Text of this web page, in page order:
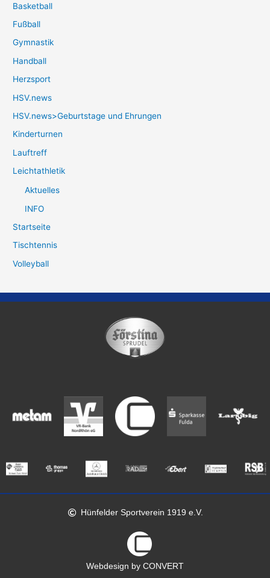
Basketball
Fußball
Gymnastik
Handball
Herzsport
HSV.news
HSV.news>Geburtstage und Ehrungen
Kinderturnen
Lauftreff
Leichtathletik
Aktuelles
INFO
Startseite
Tischtennis
Volleyball
Hünfelder Sportverein 1919 e.V.
Webdesign by CONVERT